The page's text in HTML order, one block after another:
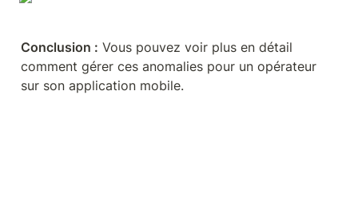
Conclusion : Vous pouvez voir plus en détail
comment gérer ces anomalies pour un opérateur
sur son application mobile.